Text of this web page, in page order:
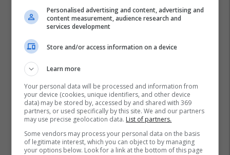
Personalised advertising and content, advertising and
content measurement, audience research and
services development
Store and/or access information on a device
Learn more
Your personal data will be processed and information from
your device (cookies, unique identifiers, and other device
data) may be stored by, accessed by and shared with 369
partners, or used specifically by this site. We and our partners
may use precise geolocation data. List of partners.
Some vendors may process your personal data on the basis
of legitimate interest, which you can object to by managing
your options below. Look for a link at the bottom of this page